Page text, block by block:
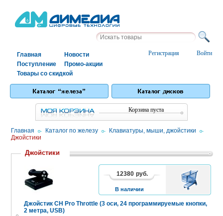
Войти
Регистрация
Главная
Новости
Поступление
Промо-акции
Товары со скидкой
Корзина пуста
Главная / Каталог по железу / Клавиатуры, мыши, джойстики /
Джойстики
Джойстики
Джойстик CH Pro Throttle (3 оси, 24 программируемые кнопки,
2 метра, USB)
12380 руб.
В наличии
В
КОРЗИНУ